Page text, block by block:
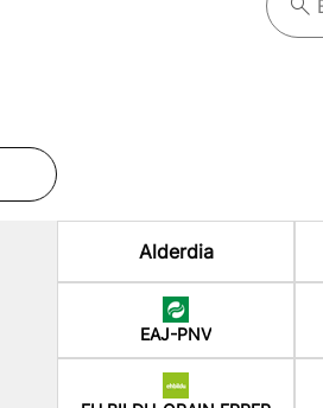
Alderdia
EAJ-PNV